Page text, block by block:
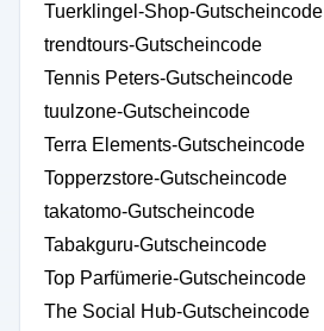
Tuerklingel-Shop-Gutscheincode
trendtours-Gutscheincode
Tennis Peters-Gutscheincode
tuulzone-Gutscheincode
Terra Elements-Gutscheincode
Topperzstore-Gutscheincode
takatomo-Gutscheincode
Tabakguru-Gutscheincode
Top Parfümerie-Gutscheincode
The Social Hub-Gutscheincode